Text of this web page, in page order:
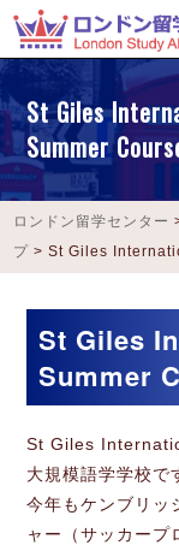
St Giles
Summer
ロンドン留学センター
プ >St Giles
St Giles
Summer
St Giles
大規模語学学校で
今年もケンブリッ
ャー（サッカープ